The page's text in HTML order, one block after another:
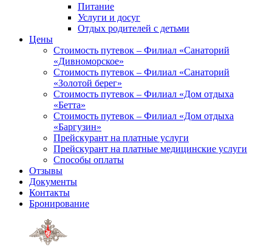
Питание
Услуги и досуг
Отдых родителей с детьми
Цены
Стоимость путевок – Филиал «Санаторий
«Дивноморское»
Стоимость путевок – Филиал «Санаторий
«Золотой берег»
Стоимость путевок – Филиал «Дом отдыха
«Бетта»
Стоимость путевок – Филиал «Дом отдыха
«Баргузин»
Прейскурант на платные услуги
Прейскурант на платные медицинские услуги
Способы оплаты
Отзывы
Документы
Контакты
Бронирование